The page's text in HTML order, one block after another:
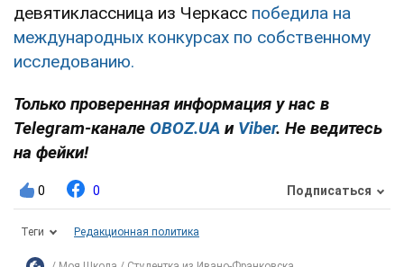
девятиклассница из Черкасс победила на
международных конкурсах по собственному
исследованию.
Только проверенная информация у нас в
Telegram-канале OBOZ.UA и Viber. Не ведитесь
на фейки!
0 0 Подписаться
Теги Редакционная политика